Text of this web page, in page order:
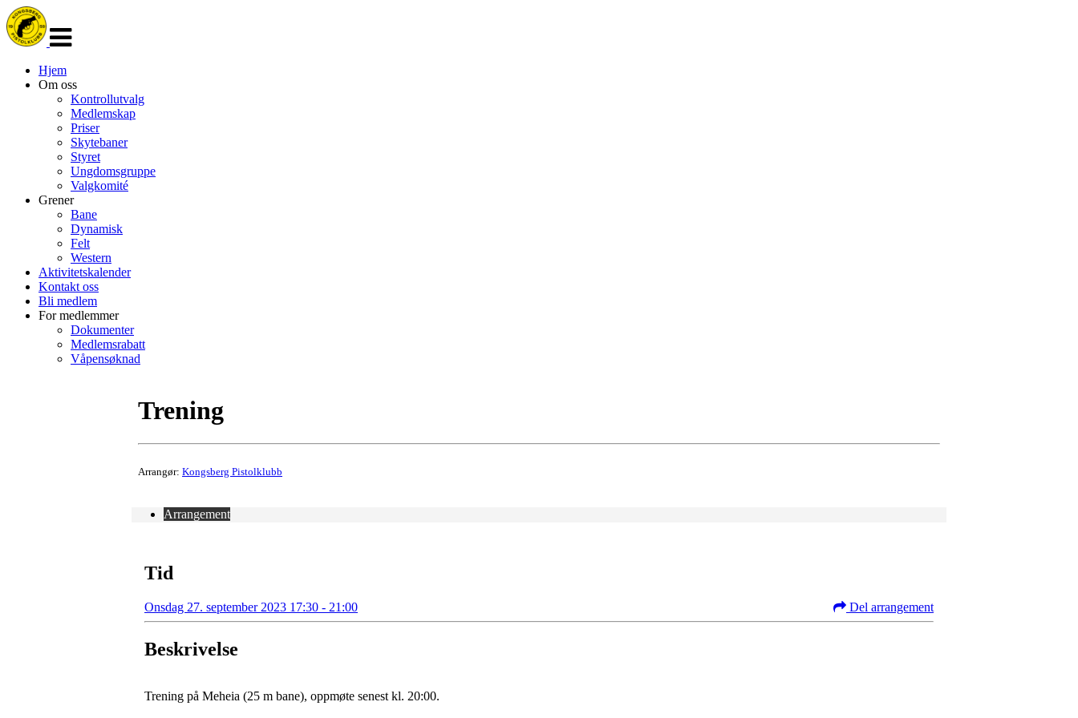
navigasjon
Hjem
Om oss
Kontrollutvalg
Medlemskap
Priser
Skytebaner
Styret
Ungdomsgruppe
Valgkomité
Grener
Bane
Dynamisk
Felt
Western
Aktivitetskalender
Kontakt oss
Bli medlem
For medlemmer
Dokumenter
Medlemsrabatt
Våpensøknad
Trening
Arrangør: Kongsberg Pistolklubb
Arrangement
Tid
Onsdag 27. september 2023 17:30 - 21:00 Del arrangement
Beskrivelse
Trening på Meheia (25 m bane), oppmøte senest kl. 20:00.